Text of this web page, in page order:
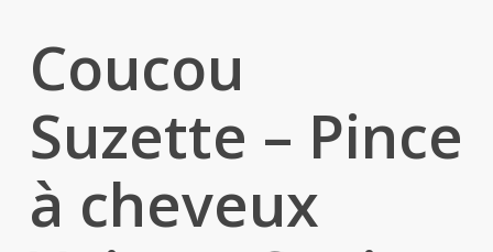
Coucou
Suzette – Pince
à cheveux